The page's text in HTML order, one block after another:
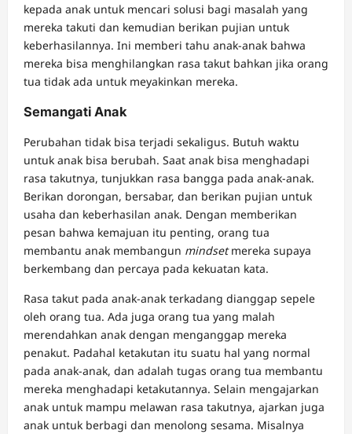
kepada anak untuk mencari solusi bagi masalah yang
mereka takuti dan kemudian berikan pujian untuk
keberhasilannya. Ini memberi tahu anak-anak bahwa
mereka bisa menghilangkan rasa takut bahkan jika orang
tua tidak ada untuk meyakinkan mereka.
Semangati Anak
Perubahan tidak bisa terjadi sekaligus. Butuh waktu
untuk anak bisa berubah. Saat anak bisa menghadapi
rasa takutnya, tunjukkan rasa bangga pada anak-anak.
Berikan dorongan, bersabar, dan berikan pujian untuk
usaha dan keberhasilan anak. Dengan memberikan
pesan bahwa kemajuan itu penting, orang tua
membantu anak membangun mindsetmereka supaya
berkembang dan percaya pada kekuatan kata.
Rasa takut pada anak-anak terkadang dianggap sepele
oleh orang tua. Ada juga orang tua yang malah
merendahkan anak dengan menganggap mereka
penakut. Padahal ketakutan itu suatu hal yang normal
pada anak-anak, dan adalah tugas orang tua membantu
mereka menghadapi ketakutannya. Selain mengajarkan
anak untuk mampu melawan rasa takutnya, ajarkan juga
anak untuk berbagi dan menolong sesama. Misalnya